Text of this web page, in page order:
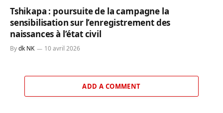
Tshikapa : poursuite de la campagne la
sensibilisation sur l’enregistrement des
naissances à l’état civil
Bydk NK 10 avril 2026
ADD A COMMENT